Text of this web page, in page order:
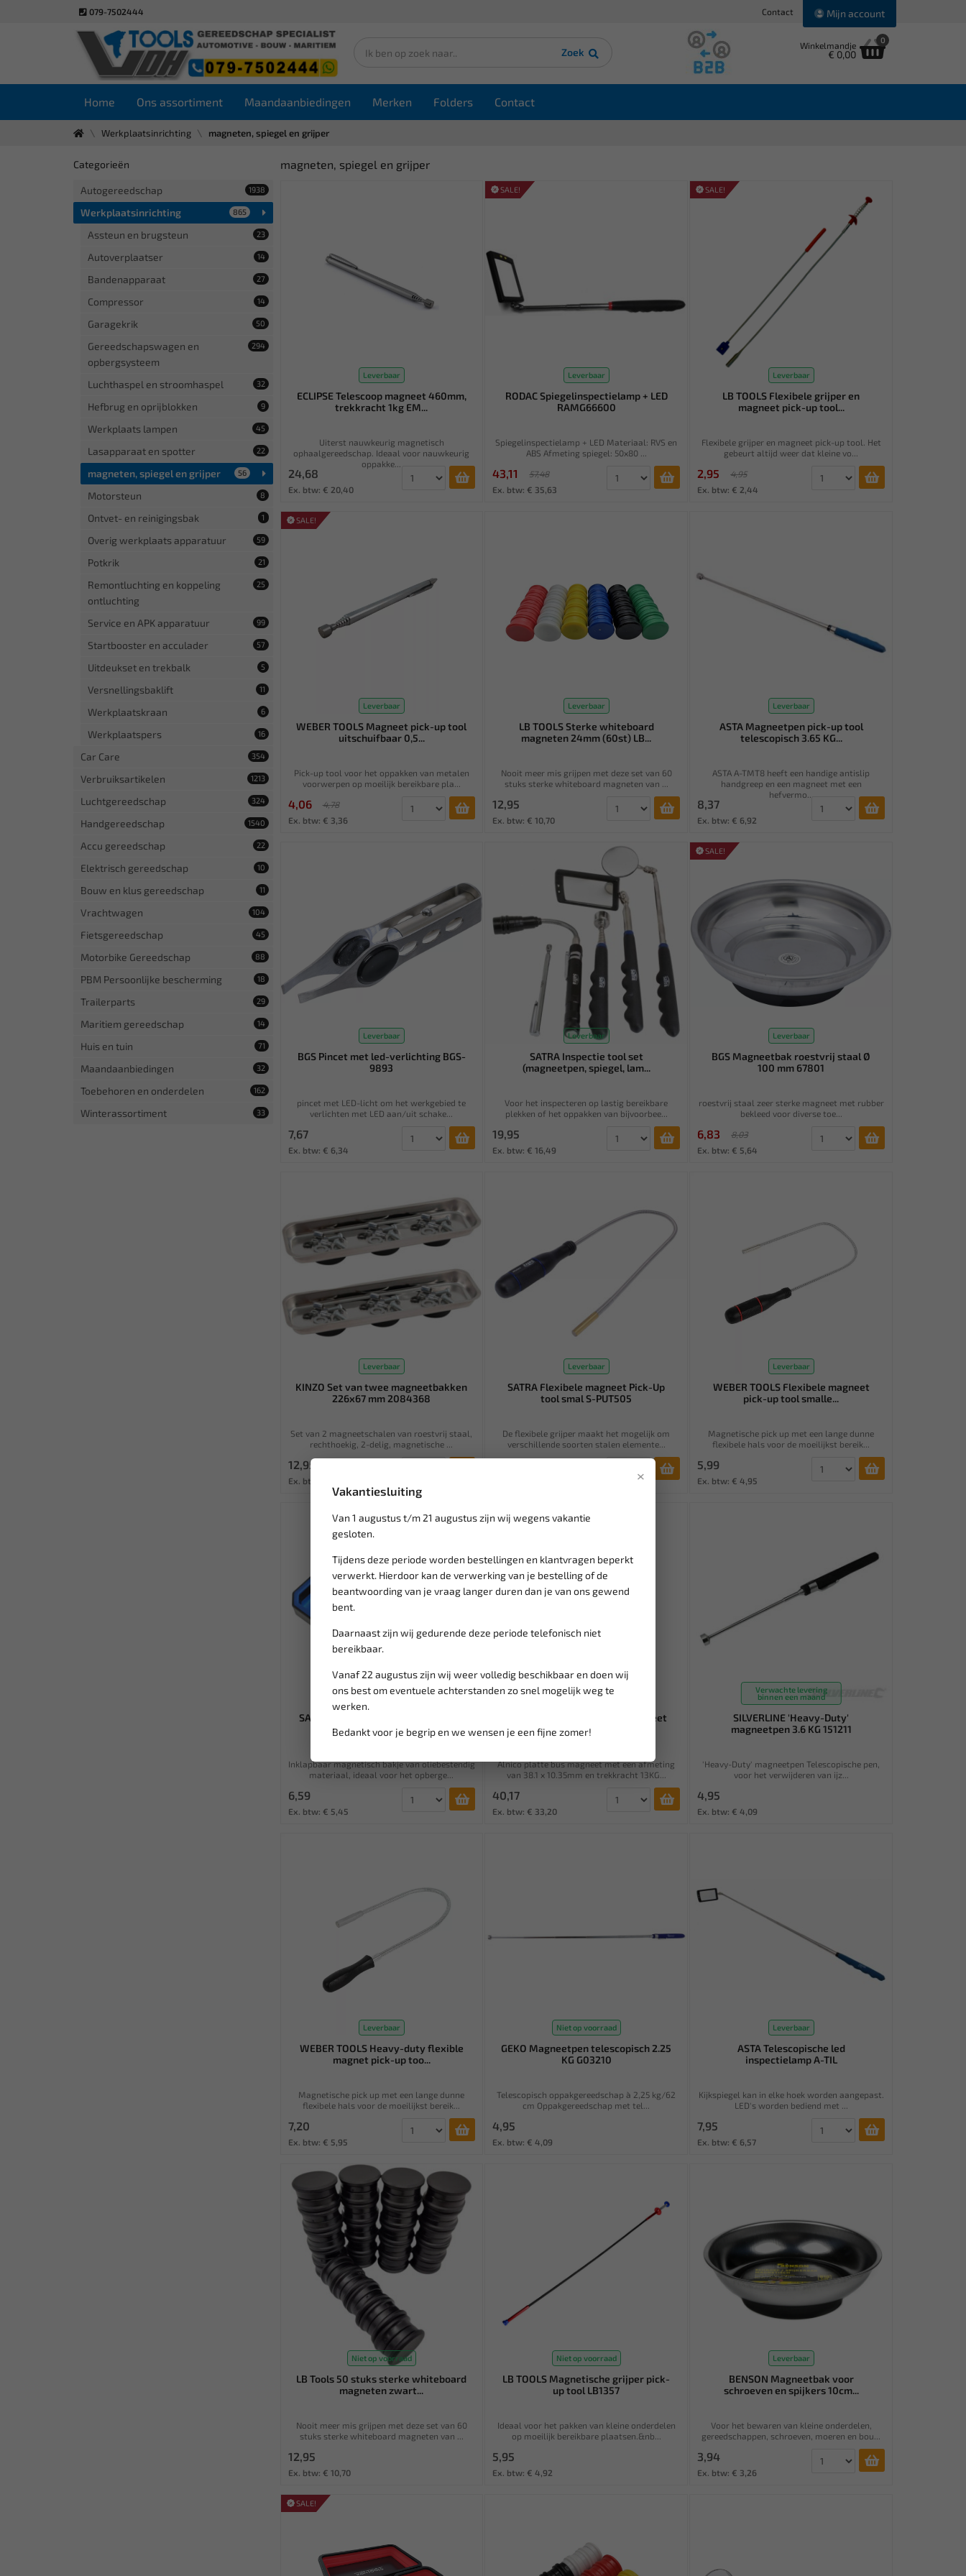
079-7502444 Contact Mijn account
Zoek
Winkelmandje
€ 0,00
0
Home Ons assortiment Maandaanbiedingen Merken Folders Contact
Werkplaatsinrichting magneten, spiegel en grijper
×
Vakantiesluiting
Van 1 augustus t/m 21 augustus zijn wij wegens vakantie
gesloten.
Tijdens deze periode worden bestellingen en klantvragen beperkt
verwerkt. Hierdoor kan de verwerking van je bestelling of de
beantwoording van je vraag langer duren dan je van ons gewend
bent.
Daarnaast zijn wij gedurende deze periode telefonisch niet
bereikbaar.
Vanaf 22 augustus zijn wij weer volledig beschikbaar en doen wij
ons best om eventuele achterstanden zo snel mogelijk weg te
werken.
Bedankt voor je begrip en we wensen je een fijne zomer!
Categorieën
Autogereedschap 1938
Werkplaatsinrichting 865
Assteun en brugsteun 23
Autoverplaatser 14
Bandenapparaat 27
Compressor 14
Garagekrik 50
Gereedschapswagen en
opbergsysteem
294
Luchthaspel en stroomhaspel 32
Hefbrug en oprijblokken 9
Werkplaats lampen 45
Lasapparaat en spotter 22
magneten, spiegel en grijper 56
Motorsteun 8
Ontvet- en reinigingsbak 1
Overig werkplaats apparatuur 59
Potkrik 21
Remontluchting en koppeling
ontluchting
25
Service en APK apparatuur 99
Startbooster en acculader 57
Uitdeukset en trekbalk 5
Versnellingsbaklift 11
Werkplaatskraan 6
Werkplaatspers 16
Car Care 354
Verbruiksartikelen 1213
Luchtgereedschap 324
Handgereedschap 1540
Accu gereedschap 22
Elektrisch gereedschap 10
Bouw en klus gereedschap 11
Vrachtwagen 104
Fietsgereedschap 45
Motorbike Gereedschap 88
PBM Persoonlijke bescherming 18
Trailerparts 29
Maritiem gereedschap 14
Huis en tuin 71
Maandaanbiedingen 32
Toebehoren en onderdelen 162
Winterassortiment 33
magneten, spiegel en grijper
Leverbaar
ECLIPSE Telescoop magneet 460mm,
trekkracht 1kg EM...
Uiterst nauwkeurig magnetisch
ophaalgereedschap. Ideaal voor nauwkeurig
oppakke...
24,68
Ex. btw: € 20,40
SALE!
Leverbaar
RODAC Spiegelinspectielamp + LED
RAMG66600
Spiegelinspectielamp + LED Materiaal: RVS en
ABS Afmeting spiegel: 50x80 ...
43,11
57,48
Ex. btw: € 35,63
SALE!
Leverbaar
LB TOOLS Flexibele grijper en
magneet pick-up tool...
Flexibele grijper en magneet pick-up tool. Het
gebeurt altijd weer dat kleine vo...
2,95
4,95
Ex. btw: € 2,44
SALE!
Leverbaar
WEBER TOOLS Magneet pick-up tool
uitschuifbaar 0,5...
Pick-up tool voor het oppakken van metalen
voorwerpen op moeilijk bereikbare pla...
4,06
4,78
Ex. btw: € 3,36
Leverbaar
LB TOOLS Sterke whiteboard
magneten 24mm (60st) LB...
Nooit meer mis grijpen met deze set van 60
stuks sterke whiteboard magneten van ...
12,95
Ex. btw: € 10,70
Leverbaar
ASTA Magneetpen pick-up tool
telescopisch 3.65 KG...
ASTA A-TMT8 heeft een handige antislip
handgreep en een magneet met een
hefvermo...
8,37
Ex. btw: € 6,92
Leverbaar
BGS Pincet met led-verlichting BGS-
9893
pincet met LED-licht om het werkgebied te
verlichten met LED aan/uit schake...
7,67
Ex. btw: € 6,34
Leverbaar
SATRA Inspectie tool set
(magneetpen, spiegel, lam...
Voor het inspecteren op lastig bereikbare
plekken of het oppakken van bijvoorbee...
19,95
Ex. btw: € 16,49
SALE!
Leverbaar
BGS Magneetbak roestvrij staal Ø
100 mm 67801
roestvrij staal zeer sterke magneet met rubber
bekleed voor diverse toe...
6,83
8,03
Ex. btw: € 5,64
Leverbaar
KINZO Set van twee magneetbakken
226x67 mm 2084368
Set van 2 magneetschalen van roestvrij staal,
rechthoekig, 2-delig, magnetische ...
12,95
Ex. btw: € 10,70
Leverbaar
SATRA Flexibele magneet Pick-Up
tool smal S-PUT505
De flexibele grijper maakt het mogelijk om
verschillende soorten stalen elemente...
Leverbaar
WEBER TOOLS Flexibele magneet
pick-up tool smalle...
Magnetische pick up met een lange dunne
flexibele hals voor de moeilijkst bereik...
5,99
Ex. btw: € 4,95
Leverbaar
SATRA Magneetbakje inklapbaar S-
EC110M
Inklapbaar magnetisch bakje van oliebestendig
materiaal, ideaal voor het opberge...
6,59
Ex. btw: € 5,45
Leverbaar
ECLIPSE Alnico platte bus magneet
38.1 x 10.35mm /...
Alnico platte bus magneet met een afmeting
van 38.1 x 10.35mm en trekkracht 13KG...
40,17
Ex. btw: € 33,20
Verwachte levering
binnen een maand
SILVERLINE 'Heavy-Duty'
magneetpen 3.6 KG 151211
'Heavy-Duty' magneetpen Telescopische pen,
voor het verwijderen van ijz...
4,95
Ex. btw: € 4,09
Leverbaar
WEBER TOOLS Heavy-duty flexible
magnet pick-up too...
Magnetische pick up met een lange dunne
flexibele hals voor de moeilijkst bereik...
7,20
Ex. btw: € 5,95
Niet op voorraad
GEKO Magneetpen telescopisch 2.25
KG G03210
Telescopisch oppakgereedschap à 2,25 kg/62
cm Oppakgereedschap met tel...
4,95
Ex. btw: € 4,09
Leverbaar
ASTA Telescopische led
inspectielamp A-TIL
Kijkspiegel kan in elke hoek worden aangepast.
LED's worden bediend met ...
7,95
Ex. btw: € 6,57
Niet op voorraad
LB Tools 50 stuks sterke whiteboard
magneten zwart...
Nooit meer mis grijpen met deze set van 60
stuks sterke whiteboard magneten van ...
12,95
Ex. btw: € 10,70
Niet op voorraad
LB TOOLS Magnetische grijper pick-
up tool LB1357
Ideaal voor het pakken van kleine onderdelen
op moeilijk bereikbare plaatsen.&nb...
5,95
Ex. btw: € 4,92
Leverbaar
BENSON Magneetbak voor
schroeven en spijkers 10cm...
Voor het bewaren van kleine onderdelen,
gereedschappen, schroeven, moeren en bou...
3,94
Ex. btw: € 3,26
SALE!